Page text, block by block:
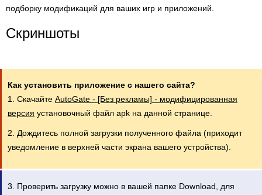
подборку модификаций для ваших игр и приложений.
Скриншоты
Как установить приложение с нашего сайта?
1. Скачайте AutoGate - [Без рекламы] - модифицированная
версия установочный файл apk на данной странице.
2. Дождитесь полной загрузки полученного файла (приходит
уведомление в верхней части экрана вашего устройства).
3. Проверить загрузку можно в вашей папке Download, для